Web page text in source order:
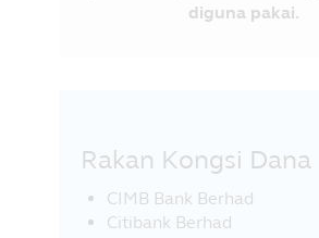
diguna pakai.
Rakan Kongsi Dana
CIMB Bank Berhad
Citibank Berhad